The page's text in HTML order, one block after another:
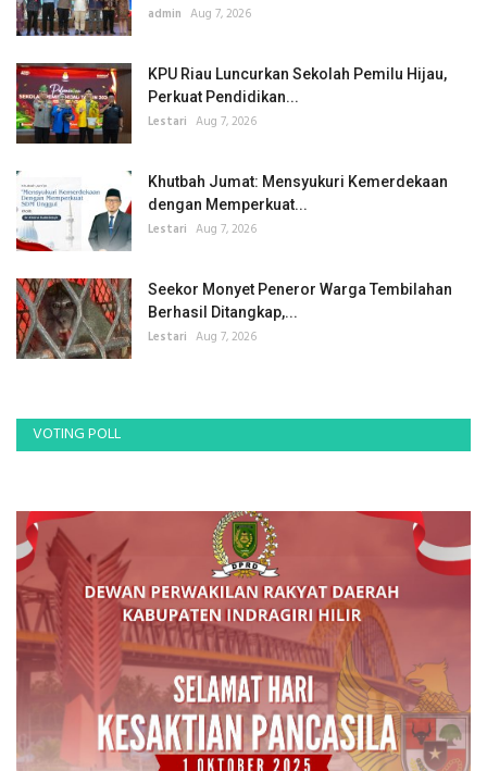
admin Aug 7, 2026
KPU Riau Luncurkan Sekolah Pemilu Hijau,
Perkuat Pendidikan...
Lestari Aug 7, 2026
Khutbah Jumat: Mensyukuri Kemerdekaan
dengan Memperkuat...
Lestari Aug 7, 2026
Seekor Monyet Peneror Warga Tembilahan
Berhasil Ditangkap,...
Lestari Aug 7, 2026
VOTING POLL